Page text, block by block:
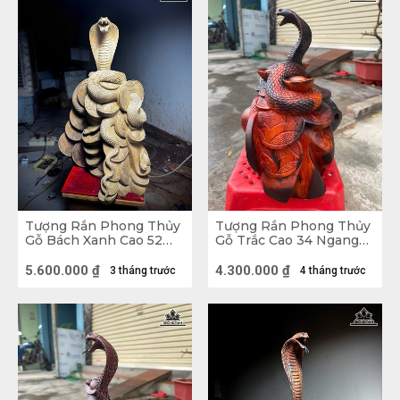
Tượng Rắn Phong Thủy
Gỗ Bách Xanh Cao 52
3 tháng trước
5.600.000 ₫
Tượng Rắn Phong Thủy
Gỗ Trắc Cao 34 Ngang
4 tháng trước
4.300.000 ₫